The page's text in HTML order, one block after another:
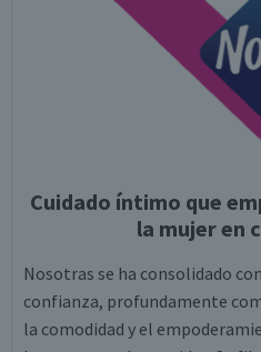
Cuidado íntimo que
la mujer en
Nosotras se ha consolidado
confianza, profundamente
la comodidad y el